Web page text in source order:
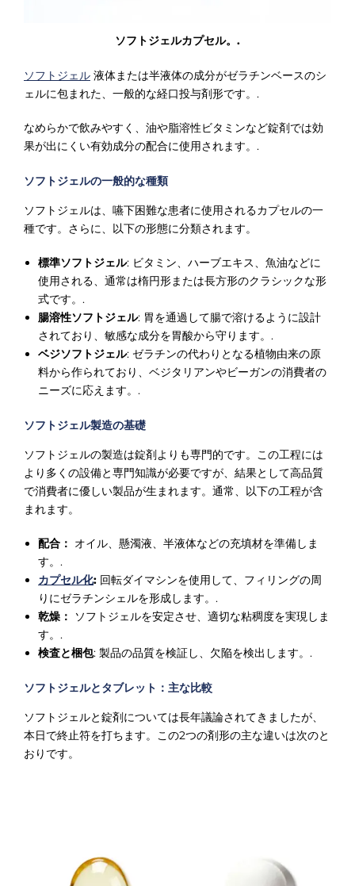
ソフトジェルカプセル。.
ソフトジェル 液体または半液体の成分がゼラチンベースのシ
ェルに包まれた、一般的な経口投与剤形です。.
なめらかで飲みやすく、油や脂溶性ビタミンなど錠剤では効
果が出にくい有効成分の配合に使用されます。.
ソフトジェルの一般的な種類
ソフトジェルは、嚥下困難な患者に使用されるカプセルの一
種です。さらに、以下の形態に分類されます。
標準ソフトジェル: ビタミン、ハーブエキス、魚油などに
使用される、通常は楕円形または長方形のクラシックな形
式です。.
腸溶性ソフトジェル: 胃を通過して腸で溶けるように設計
されており、敏感な成分を胃酸から守ります。.
ベジソフトジェル: ゼラチンの代わりとなる植物由来の原
料から作られており、ベジタリアンやビーガンの消費者の
ニーズに応えます。.
ソフトジェル製造の基礎
ソフトジェルの製造は錠剤よりも専門的です。この工程には
より多くの設備と専門知識が必要ですが、結果として高品質
で消費者に優しい製品が生まれます。通常、以下の工程が含
まれます。
配合： オイル、懸濁液、半液体などの充填材を準備しま
す。.
カプセル化: 回転ダイマシンを使用して、フィリングの周
りにゼラチンシェルを形成します。.
乾燥：
ソフトジェルを安定させ、適切な粘稠度を実現しま
す。.
検査と梱包: 製品の品質を検証し、欠陥を検出します。.
ソフトジェルとタブレット：主な比較
ソフトジェルと錠剤については長年議論されてきましたが、
本日で終止符を打ちます。この2つの剤形の主な違いは次のと
おりです。